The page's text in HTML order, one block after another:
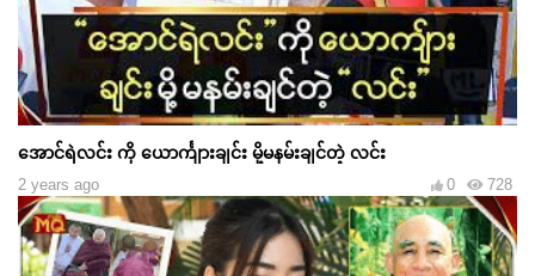
အောင်ရဲလင်း ကို ယောင်္ကျားချင်း မို့မနမ်းချင်တဲ့ လင်း
2 years ago 728
0